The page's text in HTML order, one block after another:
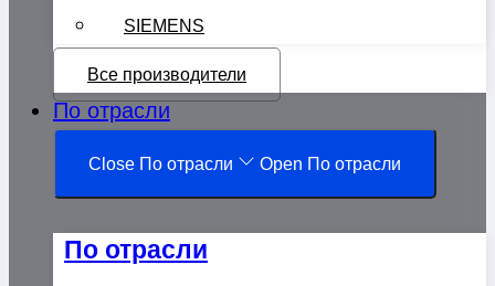
SIEMENS
Все производители
По отрасли
Close По отрасли Open По отрасли
По отрасли